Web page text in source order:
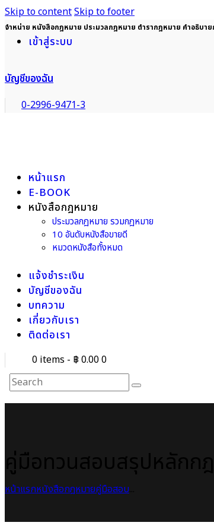
Skip to contentSkip to footer
จำหน่าย หนังสือกฎหมาย ประมวลกฎหมาย ตำรากฎหมาย คำอธิบา
เข้าสู่ระบบ
บัญชีของฉัน
0-2996-9471-3
หน้าแรก
E-BOOK
หนังสือกฎหมาย
ประมวลกฎหมาย รวมกฎหมาย
10 อันดับหนังสือขายดี
หมวดหนังสือทั้งหมด
แจ้งชำระเงิน
บัญชีของฉัน
บทความ
เกี่ยวกับเรา
ติดต่อเรา
0 items - ฿ 0.000
หน้าแรกหนังสือกฎหมายคู่มือสอบ